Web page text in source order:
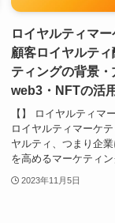
ロイヤルティマ
顧客ロイヤルテ
ティングの背景・
web3・NFTの活
【】 ロイヤルティマ
ロイヤルティマーケ
ヤルティ、つまり企
を高めるマーケティン
2023年11月5日